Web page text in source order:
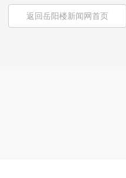
返回岳阳楼新闻网首页